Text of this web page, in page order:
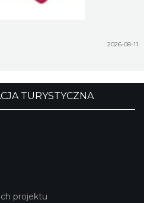
2026-08-11
TURYSTYCZNA
projektu